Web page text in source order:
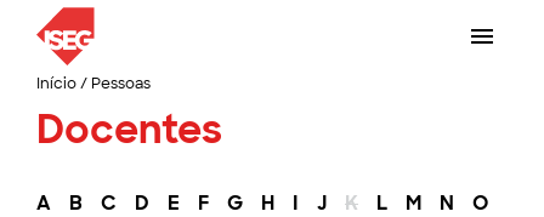
Início/ Pessoas
Docentes
A B C D E F G H I J K L M N O